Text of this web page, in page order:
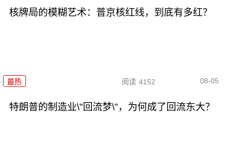
核牌局的模糊艺术：普京核红线，到底有多红？
最热 阅读 4152 08-05
特朗普的制造业\"回流梦\"，为何成了回流东大？